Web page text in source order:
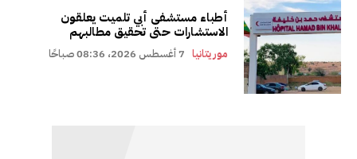
أطباء مستشفى أبي تلميت يعلقون
الاستشارات حتى تحقيق مطالبهم
موريتانيا 7 أغسطس 2026، 08:36 صباحًا